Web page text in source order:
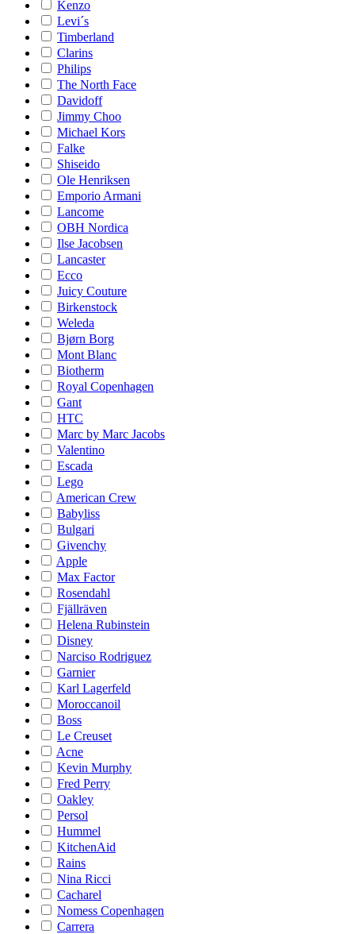
Kenzo
Levi´s
Timberland
Clarins
Philips
The North Face
Davidoff
Jimmy Choo
Michael Kors
Falke
Shiseido
Ole Henriksen
Emporio Armani
Lancome
OBH Nordica
Ilse Jacobsen
Lancaster
Ecco
Juicy Couture
Birkenstock
Weleda
Bjørn Borg
Mont Blanc
Biotherm
Royal Copenhagen
Gant
HTC
Marc by Marc Jacobs
Valentino
Escada
Lego
American Crew
Babyliss
Bulgari
Givenchy
Apple
Max Factor
Rosendahl
Fjällräven
Helena Rubinstein
Disney
Narciso Rodriguez
Garnier
Karl Lagerfeld
Moroccanoil
Boss
Le Creuset
Acne
Kevin Murphy
Fred Perry
Oakley
Persol
Hummel
KitchenAid
Rains
Nina Ricci
Cacharel
Nomess Copenhagen
Carrera